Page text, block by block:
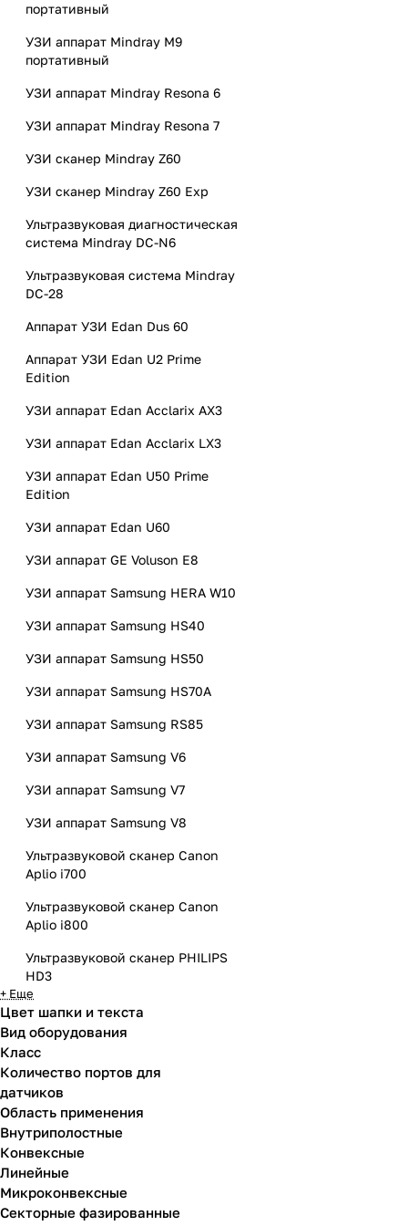
портативный
УЗИ аппарат Mindray M9
портативный
УЗИ аппарат Mindray Resona 6
УЗИ аппарат Mindray Resona 7
УЗИ сканер Mindray Z60
УЗИ сканер Mindray Z60 Exp
Ультразвуковая диагностическая
система Mindray DC-N6
Ультразвуковая система Mindray
DC-28
Аппарат УЗИ Edan Dus 60
Аппарат УЗИ Edan U2 Prime
Edition
УЗИ аппарат Edan Acclarix AX3
УЗИ аппарат Edan Acclarix LX3
УЗИ аппарат Edan U50 Prime
Edition
УЗИ аппарат Edan U60
УЗИ аппарат GE Voluson E8
УЗИ аппарат Samsung HERA W10
УЗИ аппарат Samsung HS40
УЗИ аппарат Samsung HS50
УЗИ аппарат Samsung HS70A
УЗИ аппарат Samsung RS85
УЗИ аппарат Samsung V6
УЗИ аппарат Samsung V7
УЗИ аппарат Samsung V8
Ультразвуковой сканер Canon
Aplio i700
Ультразвуковой сканер Canon
Aplio i800
Ультразвуковой сканер PHILIPS
HD3
+ Еще
Цвет шапки и текста
Вид оборудования
Класс
Количество портов для
датчиков
Область применения
Внутриполостные
Конвексные
Линейные
Микроконвексные
Секторные фазированные